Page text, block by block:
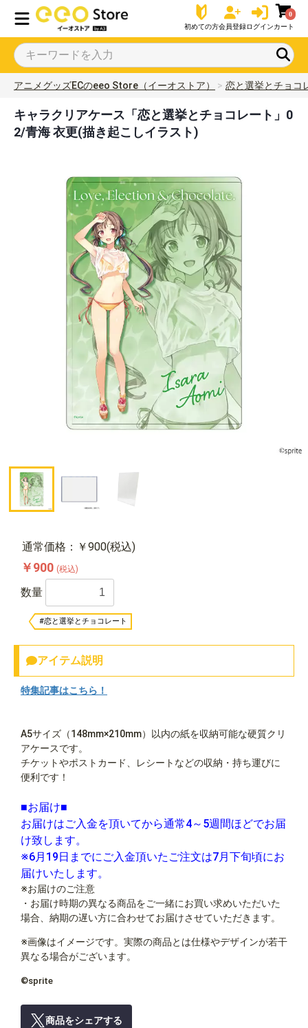
初めての方会員登録ログイン
0
カート
アニメグッズECのeeo Store（イーオストア） 恋と選挙とチョコ
キャラクリアケース「恋と選挙とチョコレート」0
2/青海 衣更(描き起こしイラスト)
通常価格：￥900(税込)
￥900 (税込)
数量
#恋と選挙とチョコレート
アイテム説明
特集記事はこちら！
A5サイズ（148mm×210mm）以内の紙を収納可能な硬質クリ
アケースです。
チケットやポストカード、レシートなどの収納・持ち運びに
便利です！
■お届け■
お届けはご入金を頂いてから通常4～5週間ほどでお届
け致します。
※6月19日までにご入金頂いたご注文は7月下旬頃にお
届けいたします。
※お届けのご注意
・お届け時期の異なる商品をご一緒にお買い求めいただいた
場合、納期の遅い方に合わせてお届けさせていただきます。
※画像はイメージです。実際の商品とは仕様やデザインが若干
異なる場合がございます。
©sprite
商品をシェアする